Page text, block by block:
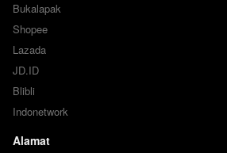
Bukalapak
Shopee
Lazada
JD.ID
Blibli
Indonetwork
Alamat